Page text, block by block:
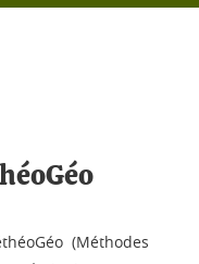
(Méthodes